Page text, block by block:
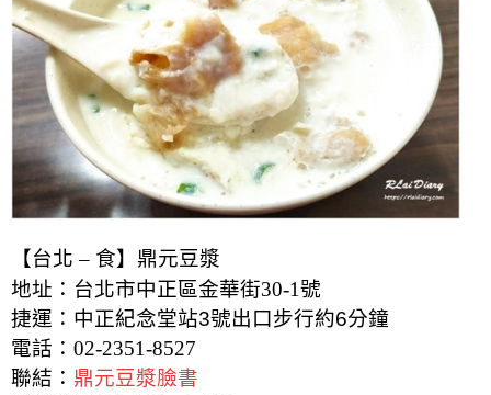
【台北 – 食】鼎元豆漿
地址：台北市中正區金華街30-1號
捷運：中正紀念堂站3號出口步行約6分鐘
電話：02-2351-8527
聯結： 鼎元豆漿臉書